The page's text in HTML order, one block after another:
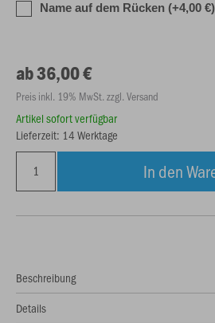
Name auf dem Rücken (+4,00 €)
ab 36,00 €
Preis inkl. 19% MwSt. zzgl. Versand
Artikel sofort verfügbar
Lieferzeit: 14 Werktage
In den
Beschreibung
Details